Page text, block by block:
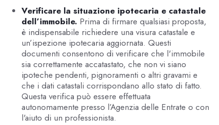
Verificare la situazione ipotecaria e catastale
dell’immobile. Prima di firmare qualsiasi proposta,
è indispensabile richiedere una visura catastale e
un’ispezione ipotecaria aggiornata. Questi
documenti consentono di verificare che l'immobile
sia correttamente accatastato, che non vi siano
ipoteche pendenti, pignoramenti o altri gravami e
che i dati catastali corrispondano allo stato di fatto.
Questa verifica può essere effettuata
autonomamente presso l’Agenzia delle Entrate o con
l'aiuto di un professionista.